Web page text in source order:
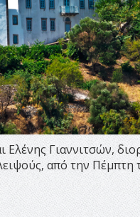
Ελένης Γιαννιτσών,
από την Πέμπτη